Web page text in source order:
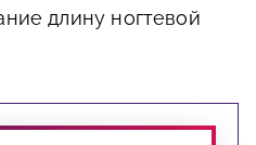
длину ногтевой